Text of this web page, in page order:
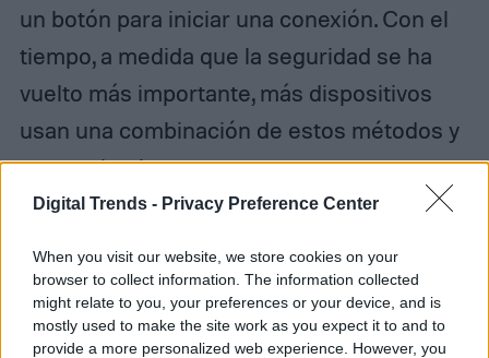
Digital Trends - Privacy Preference Center
When you visit our website, we store cookies on your
browser to collect information. The information collected
might relate to you, your preferences or your device, and is
mostly used to make the site work as you expect it to and to
provide a more personalized web experience. However, you
un botón para iniciar una conexión. Con el
tiempo, a medida que la seguridad se ha
vuelto más importante, más dispositivos
usan una combinación de estos métodos y
pocos simplemente se conectan
automáticamente.
Cuáles son los usos de Wi-Fi
Direct